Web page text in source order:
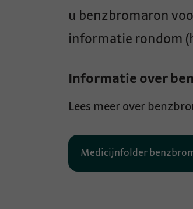
u benzbromaron
informatie rondom
Informatie over
Lees meer over
Medicijnfolder